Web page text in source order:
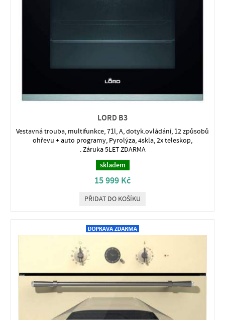
LORD B3
Vestavná trouba, multifunkce, 71l, A, dotyk.ovládání, 12 způsobů
ohřevu + auto programy, Pyrolýza, 4skla, 2x teleskop,
. Záruka 5LET ZDARMA
skladem
15 999 Kč
PŘIDAT DO KOŠÍKU